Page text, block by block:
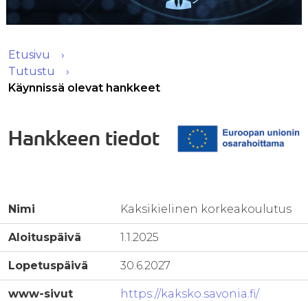
Etusivu
Tutustu
Käynnissä olevat hankkeet
Hankkeen tiedot
Nimi Kaksikielinen korkeakoulutus
Aloituspäivä 1.1.2025
Lopetuspäivä 30.6.2027
www-sivut https://kaksko.savonia.fi/